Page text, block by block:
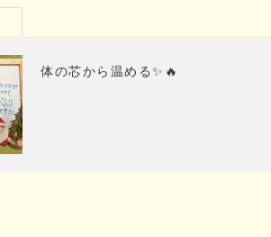
体の芯から温める✨🔥